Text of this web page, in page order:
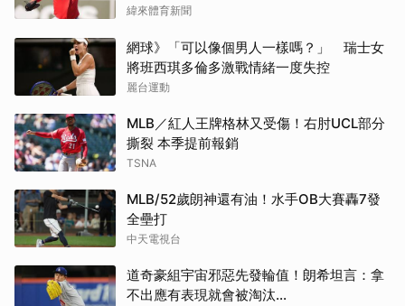
緯來體育新聞
網球》「可以像個男人一樣嗎？」 瑞士女
將班西琪多倫多激戰情緒一度失控
麗台運動
MLB／紅人王牌格林又受傷！右肘UCL部分
撕裂 本季提前報銷
TSNA
MLB/52歲朗神還有油！水手OB大賽轟7發
全壘打
中天電視台
道奇豪組宇宙邪惡先發輪值！朗希坦言：拿
不出應有表現就會被淘汰...